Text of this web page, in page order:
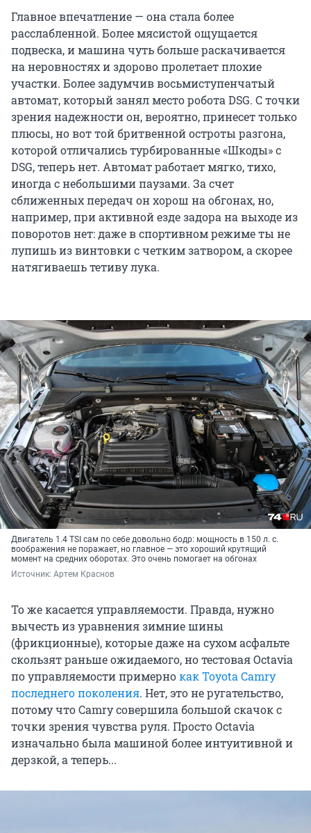
Главное впечатление — она стала более
расслабленной. Более мясистой ощущается
подвеска, и машина чуть больше раскачивается
на неровностях и здорово пролетает плохие
участки. Более задумчив восьмиступенчатый
автомат, который занял место робота DSG. С точки
зрения надежности он, вероятно, принесет только
плюсы, но вот той бритвенной остроты разгона,
которой отличались турбированные «Шкоды» с
DSG, теперь нет. Автомат работает мягко, тихо,
иногда с небольшими паузами. За счет
сближенных передач он хорош на обгонах, но,
например, при активной езде задора на выходе из
поворотов нет: даже в спортивном режиме ты не
лупишь из винтовки с четким затвором, а скорее
натягиваешь тетиву лука.
Двигатель 1.4 TSI сам по себе довольно бодр: мощность в 150 л. с.
воображения не поражает, но главное — это хороший крутящий
момент на средних оборотах. Это очень помогает на обгонах
Источник: Артем Краснов
То же касается управляемости. Правда, нужно
вычесть из уравнения зимние шины
(фрикционные), которые даже на сухом асфальте
скользят раньше ожидаемого, но тестовая Octavia
по управляемости примернокак Toyota Camry
последнего поколения. Нет, это не ругательство,
потому что Camry совершила большой скачок с
точки зрения чувства руля. Просто Octavia
изначально была машиной более интуитивной и
дерзкой, а теперь...